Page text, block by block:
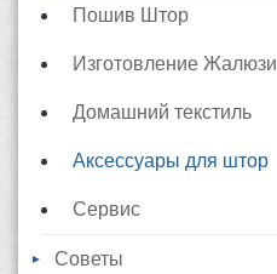
Пошив Штор
Изготовление Жалюзи
Домашний текстиль
Аксессуары для штор
Сервис
Советы